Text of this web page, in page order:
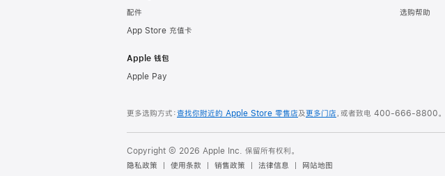
配件
App Store 充值卡
Apple 钱包
Apple Pay
选购帮助
更多选购方式：查找你附近的 Apple Store 零售店及更多门店，或者致电 400-666-8800。
Copyright © 2026 Apple Inc. 保留所有权利。
隐私政策
使用条款 销售政策 法律信息 网站地图